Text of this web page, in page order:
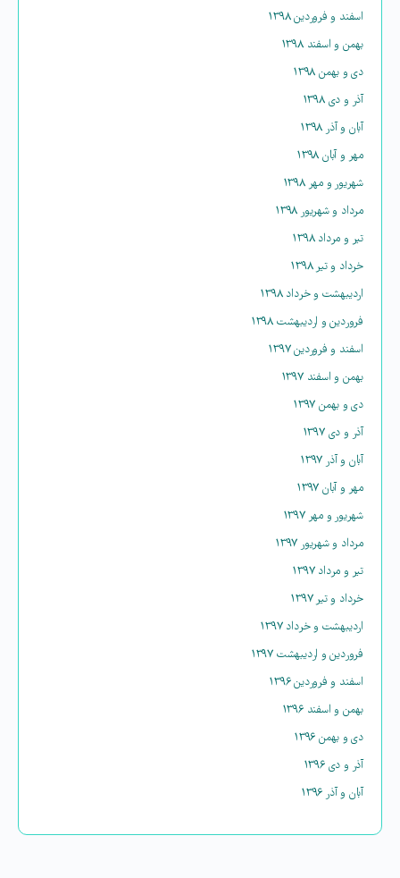
اسفند و فروردین ۱۳۹۸
بهمن و اسفند ۱۳۹۸
دی و بهمن ۱۳۹۸
آذر و دی ۱۳۹۸
آبان و آذر ۱۳۹۸
مهر و آبان ۱۳۹۸
شهریور و مهر ۱۳۹۸
مرداد و شهریور ۱۳۹۸
تیر و مرداد ۱۳۹۸
خرداد و تیر ۱۳۹۸
اردیبهشت و خرداد ۱۳۹۸
فروردین و اردیبهشت ۱۳۹۸
اسفند و فروردین ۱۳۹۷
بهمن و اسفند ۱۳۹۷
دی و بهمن ۱۳۹۷
آذر و دی ۱۳۹۷
آبان و آذر ۱۳۹۷
مهر و آبان ۱۳۹۷
شهریور و مهر ۱۳۹۷
مرداد و شهریور ۱۳۹۷
تیر و مرداد ۱۳۹۷
خرداد و تیر ۱۳۹۷
اردیبهشت و خرداد ۱۳۹۷
فروردین و اردیبهشت ۱۳۹۷
اسفند و فروردین ۱۳۹۶
بهمن و اسفند ۱۳۹۶
دی و بهمن ۱۳۹۶
آذر و دی ۱۳۹۶
آبان و آذر ۱۳۹۶